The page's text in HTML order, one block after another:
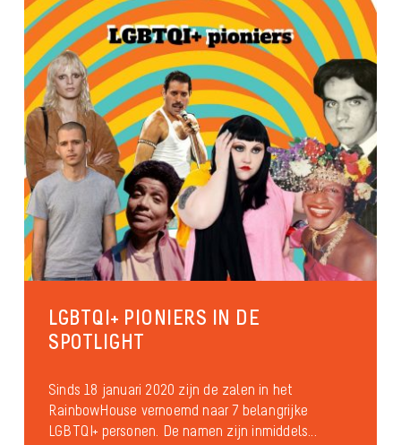
LGBTQI+ PIONIERS IN DE
SPOTLIGHT
Sinds 18 januari 2020 zijn de zalen in het
RainbowHouse vernoemd naar 7 belangrijke
LGBTQI+ personen. De namen zijn inmiddels...